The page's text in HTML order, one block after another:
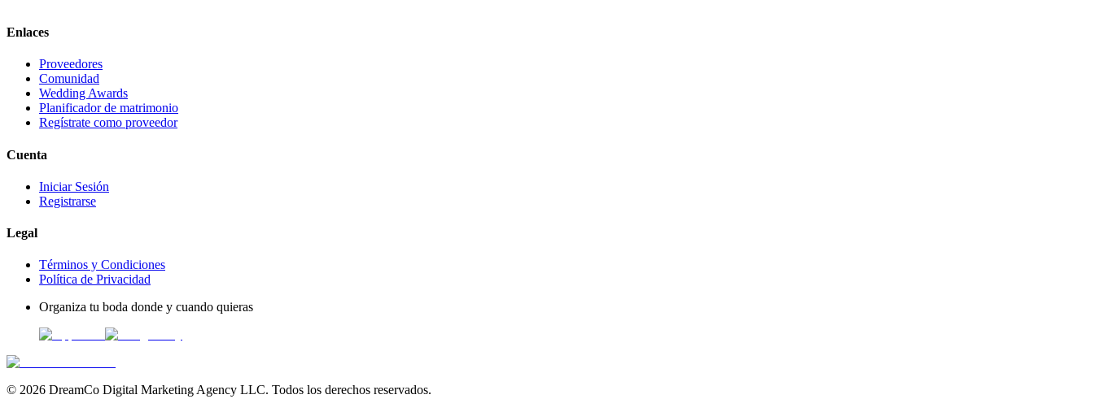
Enlaces
Proveedores
Comunidad
Wedding Awards
Planificador de matrimonio
Regístrate como proveedor
Cuenta
Iniciar Sesión
Registrarse
Legal
Términos y Condiciones
Política de Privacidad
Organiza tu boda donde y cuando quieras
© 2026 DreamCo Digital Marketing Agency LLC. Todos los derechos reservados.